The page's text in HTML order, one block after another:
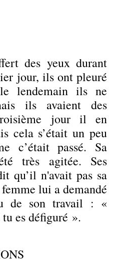
des yeux durant
jour, ils ont pleuré
lendemain ils ne
ils avaient des
jour il en
cela s’était un peu
c’était passé. Sa
très agitée. Ses
qu’il n'avait pas sa
lui a demandé
de son travail : «
es défiguré ».